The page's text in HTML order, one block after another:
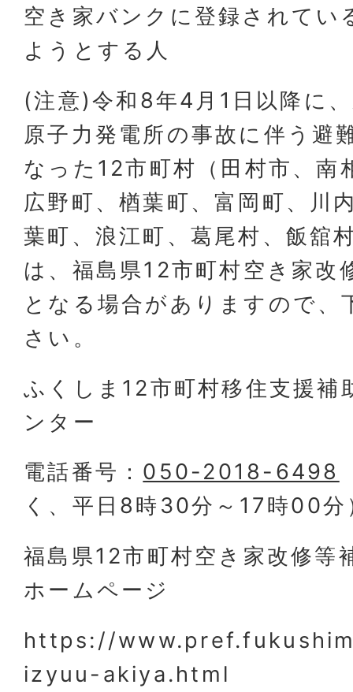
空き家バンクに登録されてい
ようとする人
(注意)令和8年4月1日以降に
原子力発電所の事故に伴う避
なった12市町村（田村市、南
広野町、楢葉町、富岡町、川
葉町、浪江町、葛尾村、飯舘
は、福島県12市町村空き家改
となる場合がありますので、
さい。
ふくしま12市町村移住支援補
ンター
電話番号： 050-2018-6498
く、平日8時30分～17時00分
福島県12市町村空き家改修等
ホームページ
https://
izyuu-akiya.html